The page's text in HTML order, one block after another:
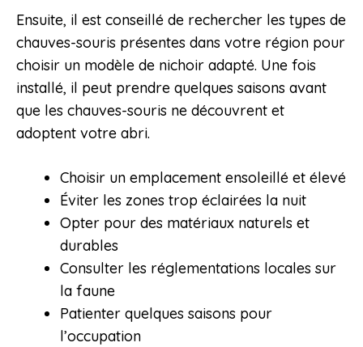
Ensuite, il est conseillé de rechercher les types de
chauves-souris présentes dans votre région pour
choisir un modèle de nichoir adapté. Une fois
installé, il peut prendre quelques saisons avant
que les chauves-souris ne découvrent et
adoptent votre abri.
Choisir un emplacement ensoleillé et élevé
Éviter les zones trop éclairées la nuit
Opter pour des matériaux naturels et
durables
Consulter les réglementations locales sur
la faune
Patienter quelques saisons pour
l’occupation